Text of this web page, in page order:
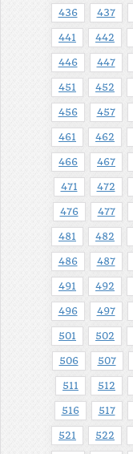
436 437
441 442
446 447
451 452
456 457
461 462
466 467
471 472
476 477
481 482
486 487
491 492
496 497
501 502
506 507
511 512
516 517
521 522